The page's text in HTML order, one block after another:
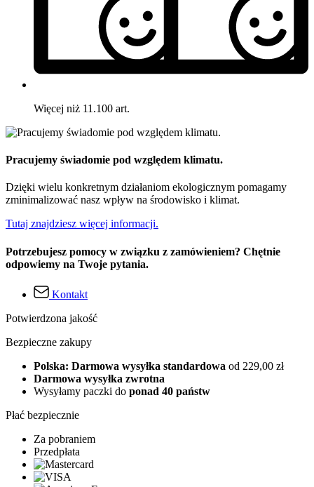
Więcej niż 11.100 art.
Pracujemy świadomie pod względem klimatu.
Dzięki wielu konkretnym działaniom ekologicznym pomagamy
zminimalizować nasz wpływ na środowisko i klimat.
Tutaj znajdziesz więcej informacji.
Potrzebujesz pomocy w związku z zamówieniem? Chętnie
odpowiemy na Twoje pytania.
Kontakt
Potwierdzona jakość
Bezpieczne zakupy
Polska: Darmowa wysyłka standardowa od 229,00 zł
Darmowa wysyłka zwrotna
Wysyłamy paczki do ponad 40 państw
Płać bezpiecznie
Za pobraniem
Przedpłata